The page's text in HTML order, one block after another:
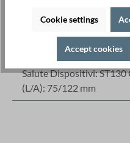
Dettagli
Descrizione
Salute Dispositivi: ST130
(L/A): 75/122 mm
Cookie settings
Accept cookies